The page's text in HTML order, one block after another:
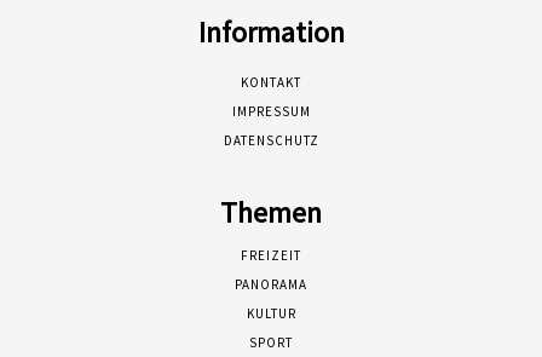
Information
KONTAKT
IMPRESSUM
DATENSCHUTZ
Themen
FREIZEIT
PANORAMA
KULTUR
SPORT